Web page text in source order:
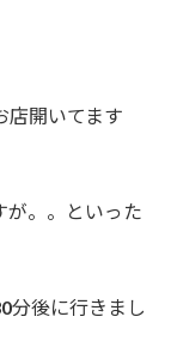
店開いてます
が。。といった
分後に行きまし